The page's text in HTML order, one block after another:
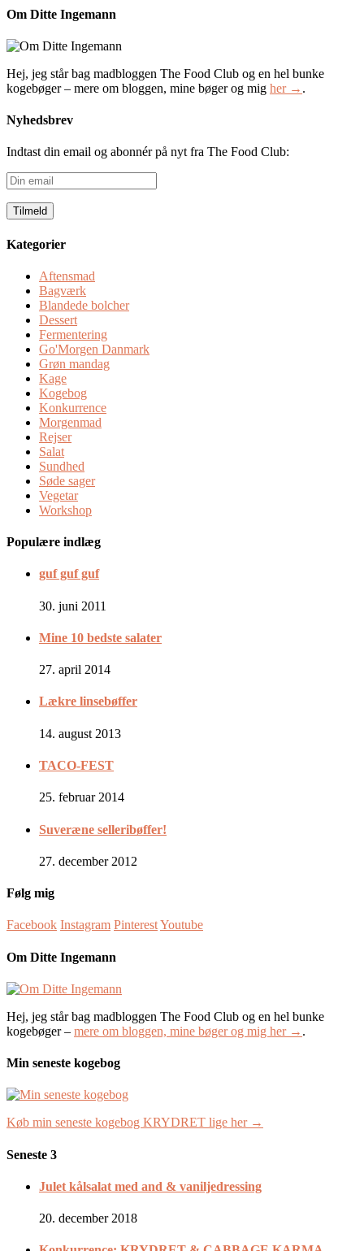
Om Ditte Ingemann
Hej, jeg står bag madbloggen The Food Club og en hel bunke
kogebøger – mere om bloggen, mine bøger og mig her → .
Nyhedsbrev
Indtast din email og abonnér på nyt fra The Food Club:
Din
email
Kategorier
Aftensmad
Bagværk
Blandede bolcher
Dessert
Fermentering
Go'Morgen Danmark
Grøn mandag
Kage
Kogebog
Konkurrence
Morgenmad
Rejser
Salat
Sundhed
Søde sager
Vegetar
Workshop
Populære indlæg
guf guf guf
30. juni 2011
Mine 10 bedste salater
27. april 2014
Lækre linsebøffer
14. august 2013
TACO-FEST
25. februar 2014
Suveræne selleribøffer!
27. december 2012
Følg mig
Facebook Instagram PinterestYoutube
Om Ditte Ingemann
Hej, jeg står bag madbloggen The Food Club og en hel bunke
kogebøger – mere om bloggen, mine bøger og mig her → .
Min seneste kogebog
Køb min seneste kogebog KRYDRET lige her →
Seneste 3
Julet kålsalat med and & vaniljedressing
20. december 2018